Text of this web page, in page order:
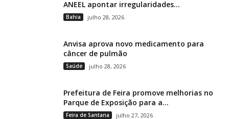
ANEEL apontar irregularidades...
Bahia julho 28, 2026
Anvisa aprova novo medicamento para
câncer de pulmão
Saúde julho 28, 2026
Prefeitura de Feira promove melhorias no
Parque de Exposição para a...
Feira de Santana julho 27, 2026